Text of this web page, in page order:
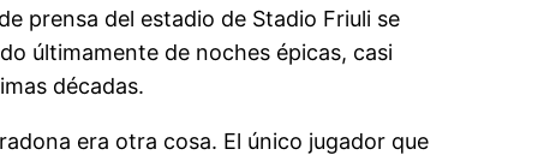
prensa del estadio de Stadio Friuli se
últimamente de noches épicas, casi
décadas.
era otra cosa. El único jugador que